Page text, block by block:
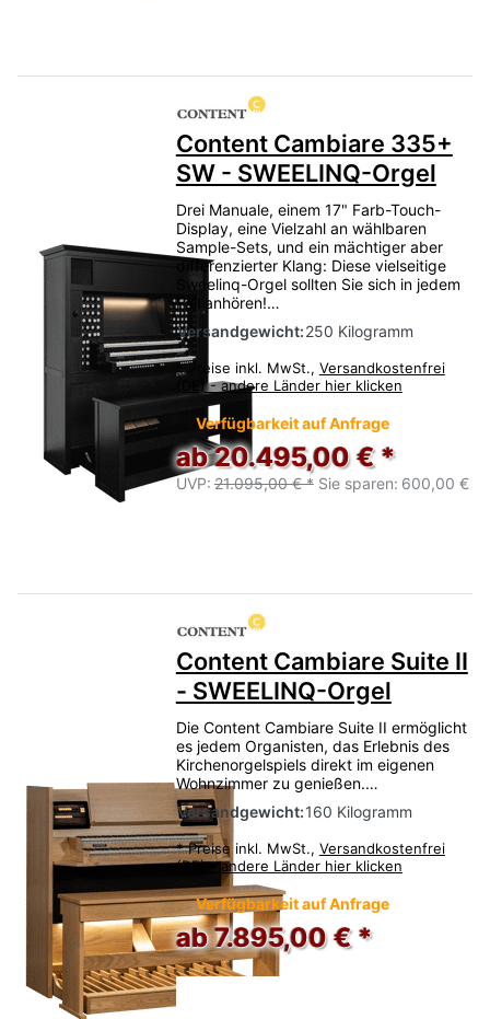
Content Cambiare 335+
SW - SWEELINQ-Orgel
Drei Manuale, einem 17" Farb-Touch-
Display, eine Vielzahl an wählbaren
Sample-Sets, und ein mächtiger aber
differenzierter Klang: Diese vielseitige
Sweelinq-Orgel sollten Sie sich in jedem
Fall anhören!…
Versandgewicht:250 Kilogramm
* Preise inkl. MwSt., Versandkostenfrei
(DE) - andere Länder hier klicken
Verfügbarkeit auf Anfrage
ab 20.495,00 € *
UVP: 21.095,00 € * Sie sparen: 600,00 €
Content Cambiare Suite II
- SWEELINQ-Orgel
Die Content Cambiare Suite II ermöglicht
es jedem Organisten, das Erlebnis des
Kirchenorgelspiels direkt im eigenen
Wohnzimmer zu genießen.…
Versandgewicht:160 Kilogramm
* Preise inkl. MwSt., Versandkostenfrei
(DE) - andere Länder hier klicken
Verfügbarkeit auf Anfrage
ab 7.895,00 € *